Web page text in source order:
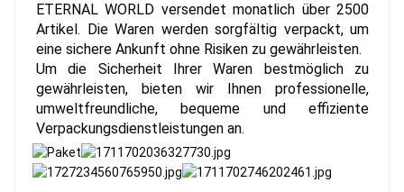
ETERNAL WORLD versendet monatlich über 2500
Artikel. Die Waren werden sorgfältig verpackt, um
eine sichere Ankunft ohne Risiken zu gewährleisten.
Um die Sicherheit Ihrer Waren bestmöglich zu
gewährleisten, bieten wir Ihnen professionelle,
umweltfreundliche, bequeme und effiziente
Verpackungsdienstleistungen an.